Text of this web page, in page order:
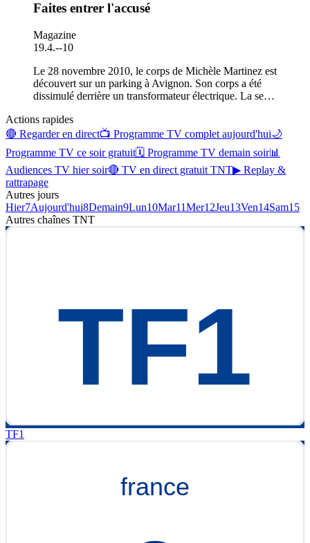
Faites entrer l'accusé
Magazine
19.4.--10
Le 28 novembre 2010, le corps de Michèle Martinez est
découvert sur un parking à Avignon. Son corps a été
dissimulé derrière un transformateur électrique. La se…
Actions rapides
🔴 Regarder en direct📺 Programme TV complet aujourd'hui🌙
Programme TV ce soir gratuit🗓 Programme TV demain soir📊
Audiences TV hier soir🔴 TV en direct gratuit TNT▶ Replay &
rattrapage
Autres jours
Hier7Aujourd'hui8Demain9Lun10Mar11Mer12Jeu13Ven14Sam15
Autres chaînes TNT
TF1